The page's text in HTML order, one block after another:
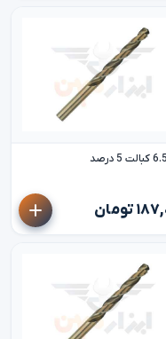
تومان